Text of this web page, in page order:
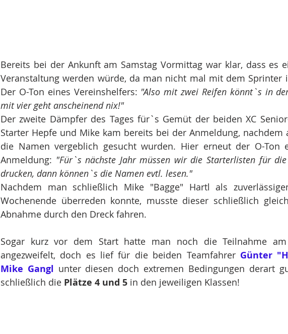
Bereits bei der Ankunft am Samstag Vormittag war klar, dass es
Veranstaltung werden würde, da man nicht mal mit dem Sprinter
Der O-Ton eines Vereinshelfers: "Also mit zwei Reifen könnt`s in
mit vier geht anscheinend nix!"
Der zweite Dämpfer des Tages für`s Gemüt der beiden XC
Starter Hepfe und Mike kam bereits bei der Anmeldung, nachdem
die Namen vergeblich gesucht wurden. Hier erneut der O-Ton
Anmeldung: "Für`s nächste Jahr müssen wir die Starterlisten für
drucken, dann können`s die Namen evtl. lesen."
Nachdem man schließlich Mike "Bagge" Hartl als
Wochenende überreden konnte, musste dieser schließlich
Abnahme durch den Dreck fahren.
Sogar kurz vor dem Start hatte man noch die Teilnahme
angezweifelt, doch es lief für die beiden Teamfahrer Günter
Mike Gangl unter diesen doch extremen Bedingungen derart
schließlich die Plätze 4 und 5 in den jeweiligen Klassen!